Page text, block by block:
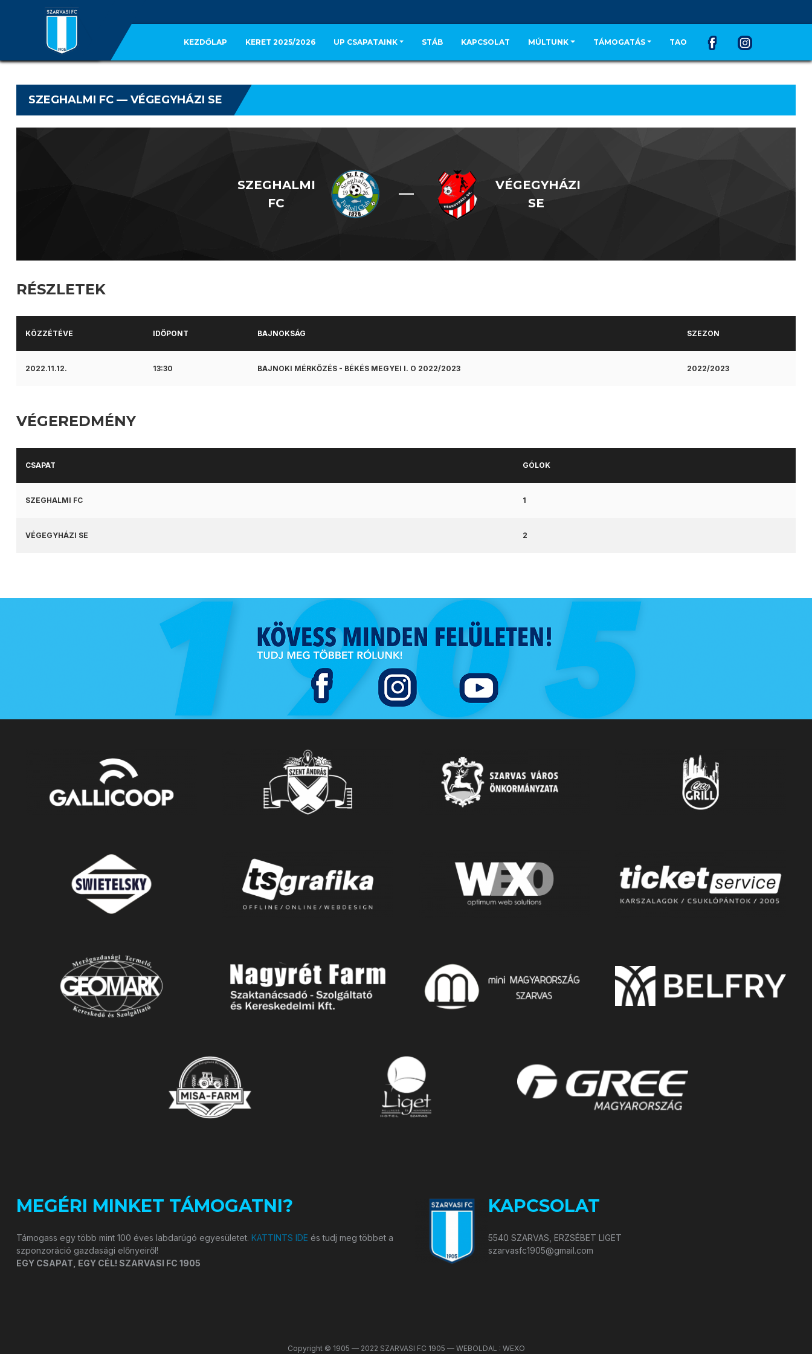
KEZDŐLAP KERET 2025/2026 UP CSAPATAINK STÁB KAPCSOLAT MÚLTUNK TÁMOGATÁS TAO
SZEGHALMI FC — VÉGEGYHÁZI SE
SZEGHALMI
FC
—
VÉGEGYHÁZI
SE
RÉSZLETEK
KÖZZÉTÉVE IDŐPONT BAJNOKSÁG SZEZON
2022.11.12. 13:30 BAJNOKI MÉRKŐZÉS - BÉKÉS MEGYEI I. O 2022/2023 2022/2023
VÉGEREDMÉNY
CSAPAT GÓLOK
SZEGHALMI FC 1
VÉGEGYHÁZI SE 2
MEGÉRI MINKET TÁMOGATNI?
Támogass egy több mint 100 éves labdarúgó egyesületet. KATTINTS IDE és tudj meg többet a
szponzoráció gazdasági előnyeiről!
EGY CSAPAT, EGY CÉL! SZARVASI FC 1905
KAPCSOLAT
5540 SZARVAS, ERZSÉBET LIGET
szarvasfc1905@gmail.com
Copyright © 1905 — 2022 SZARVASI FC 1905 — WEBOLDAL : WEXO